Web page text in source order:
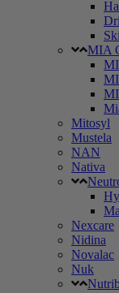
MIA
Mitosyl
Mustela
NAN
Nativa
Nexcare
Nidina
Novalac
Nuk